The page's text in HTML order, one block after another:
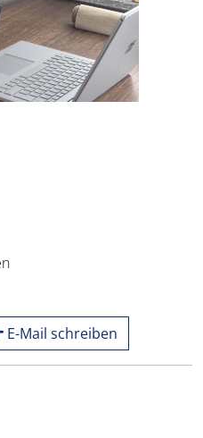
E-Mail schreiben